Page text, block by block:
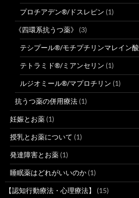
プロチアデン®/ドスレピン (1)
《四環系抗うつ薬》 (3)
テシプール®/モチプチリンマレイン酸
テトラミド®/ミアンセリン (1)
ルジオミール®/マプロチリン (1)
抗うつ薬の併用療法 (1)
妊娠とお薬 (1)
授乳とお薬について (1)
発達障害とお薬 (1)
睡眠薬はどれがいいのか (1)
【認知行動療法・心理療法】 (15)